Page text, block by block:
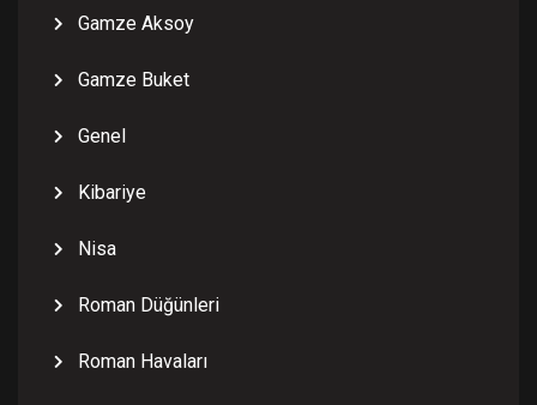
Gamze Aksoy
Gamze Buket
Genel
Kibariye
Nisa
Roman Düğünleri
Roman Havaları